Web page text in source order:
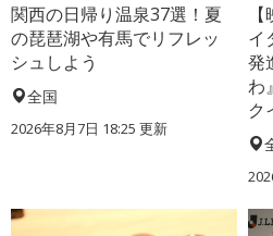
関西の日帰り温泉37選！夏
の琵琶湖や有馬でリフレッ
シュしよう
全国
2026年8月7日 18:25 更新
イ
発
わ
ク